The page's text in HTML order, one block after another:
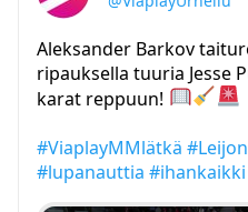
Aleksander Barkov
ripauksella tuuria Jesse
karat reppuun!
#ViaplayMMlätkä
#lupanauttia #ihankaikki